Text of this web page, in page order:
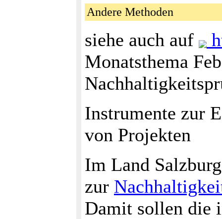
Andere Methoden
siehe auch auf
Monatsthema
Instrumente zur
von Projekten
Im Land
zur
Damit sollen die